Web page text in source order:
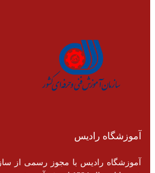
آموزشگاه رادیس
آموزشگاه رادیس با مجوز رسمی از